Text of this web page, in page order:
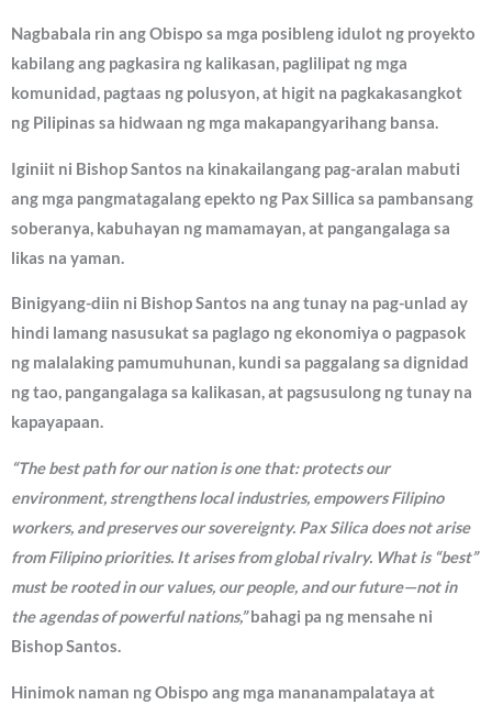
Nagbabala rin ang Obispo sa mga posibleng idulot ng proyekto
kabilang ang pagkasira ng kalikasan, paglilipat ng mga
komunidad, pagtaas ng polusyon, at higit na pagkakasangkot
ng Pilipinas sa hidwaan ng mga makapangyarihang bansa.
Iginiit ni Bishop Santos na kinakailangang pag-aralan mabuti
ang mga pangmatagalang epekto ng Pax Sillica sa pambansang
soberanya, kabuhayan ng mamamayan, at pangangalaga sa
likas na yaman.
Binigyang-diin ni Bishop Santos na ang tunay na pag-unlad ay
hindi lamang nasusukat sa paglago ng ekonomiya o pagpasok
ng malalaking pamumuhunan, kundi sa paggalang sa dignidad
ng tao, pangangalaga sa kalikasan, at pagsusulong ng tunay na
kapayapaan.
“The best path for our nation is one that: protects our
environment, strengthens local industries, empowers Filipino
workers, and preserves our sovereignty. Pax Silica does not arise
from Filipino priorities. It arises from global rivalry. What is “best”
must be rooted in our values, our people, and our future—not in
the agendas of powerful nations,”bahagi pa ng mensahe ni
Bishop Santos.
Hinimok naman ng Obispo ang mga mananampalataya at